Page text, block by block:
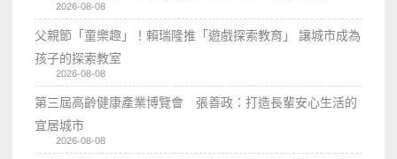
2026-08-08
父親節「童樂趣」！賴瑞隆推「遊戲探索教育」 讓城市成為
孩子的探索教室
2026-08-08
第三屆高齡健康產業博覽會 張善政：打造長輩安心生活的
宜居城市
2026-08-08